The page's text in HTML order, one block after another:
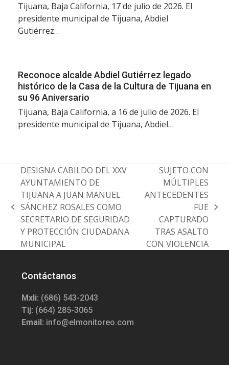
Tijuana, Baja California, 17 de julio de 2026. El
presidente municipal de Tijuana, Abdiel
Gutiérrez…
Reconoce alcalde Abdiel Gutiérrez legado
histórico de la Casa de la Cultura de Tijuana en
su 96 Aniversario
Tijuana, Baja California, a 16 de julio de 2026. El
presidente municipal de Tijuana, Abdiel…
previous
post:
DESIGNA CABILDO DEL XXV
AYUNTAMIENTO DE
TIJUANA A JUAN MANUEL
SÁNCHEZ ROSALES COMO
SECRETARIO DE SEGURIDAD
Y PROTECCIÓN CIUDADANA
MUNICIPAL
post:
SUJETO CON
MÚLTIPLES
ANTECEDENTES
FUE
CAPTURADO
TRAS ASALTO
CON VIOLENCIA
Contáctanos
Mxli: (686) 543-2043
Tij: (664) 285-3065
Email: info@elmonitoreo.com